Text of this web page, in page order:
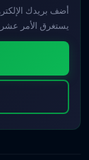
أضف بريدك
يستغرق الأمر عشر